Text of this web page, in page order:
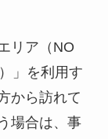
リア（NO
」を利用す
から訪れて
場合は、事